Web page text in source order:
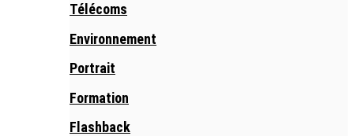
Télécoms
Environnement
Portrait
Formation
Flashback